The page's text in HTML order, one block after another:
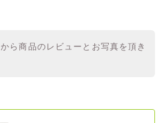
ら商品のレビューとお写真を頂き